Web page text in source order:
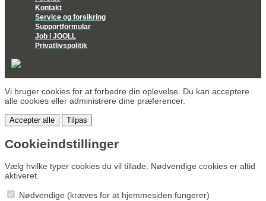
Kontakt
Service og forsikring
Supportformular
Job i JOOLL
Privatlivspolitik
Vi bruger cookies for at forbedre din oplevelse. Du kan acceptere
alle cookies eller administrere dine præferencer.
Accepter alle Tilpas
Cookieindstillinger
Vælg hvilke typer cookies du vil tillade. Nødvendige cookies er altid
aktiveret.
Nødvendige (kræves for at hjemmesiden fungerer)